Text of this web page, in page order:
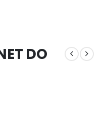
DO